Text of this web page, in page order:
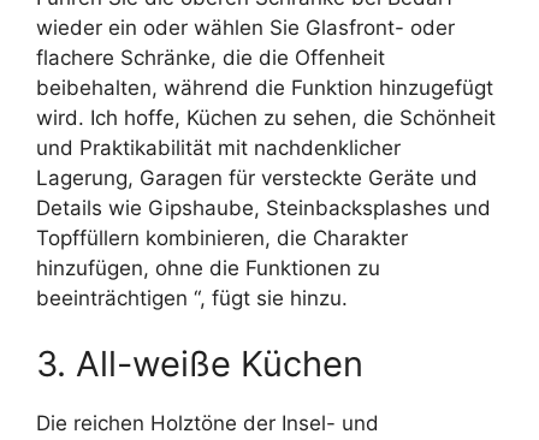
wieder ein oder wählen Sie Glasfront- oder
flachere Schränke, die die Offenheit
beibehalten, während die Funktion hinzugefügt
wird. Ich hoffe, Küchen zu sehen, die Schönheit
und Praktikabilität mit nachdenklicher
Lagerung, Garagen für versteckte Geräte und
Details wie Gipshaube, Steinbacksplashes und
Topffüllern kombinieren, die Charakter
hinzufügen, ohne die Funktionen zu
beeinträchtigen “, fügt sie hinzu.
3. All-weiße Küchen
Die reichen Holztöne der Insel- und